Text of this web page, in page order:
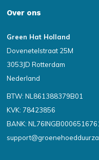
Over ons
Green Hat Holland
Dovenetelstraat 25M
3053JD Rotterdam
Nederland
BTW: NL861388379B01
KVK: 78423856
BANK: